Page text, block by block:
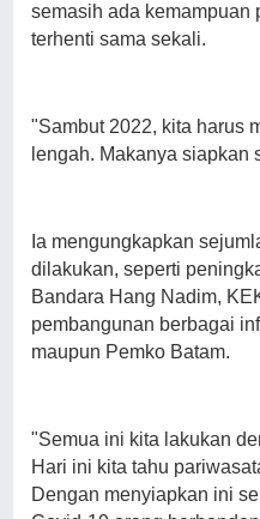
semasih ada kemampuan
terhenti sama sekali.
"Sambut 2022, kita harus
lengah. Makanya siapkan
Ia mengungkapkan
dilakukan, seperti
Bandara Hang Nadim,
pembangunan berbagai
maupun Pemko Batam.
"Semua ini kita lakukan
Hari ini kita tahu
Dengan menyiapkan ini